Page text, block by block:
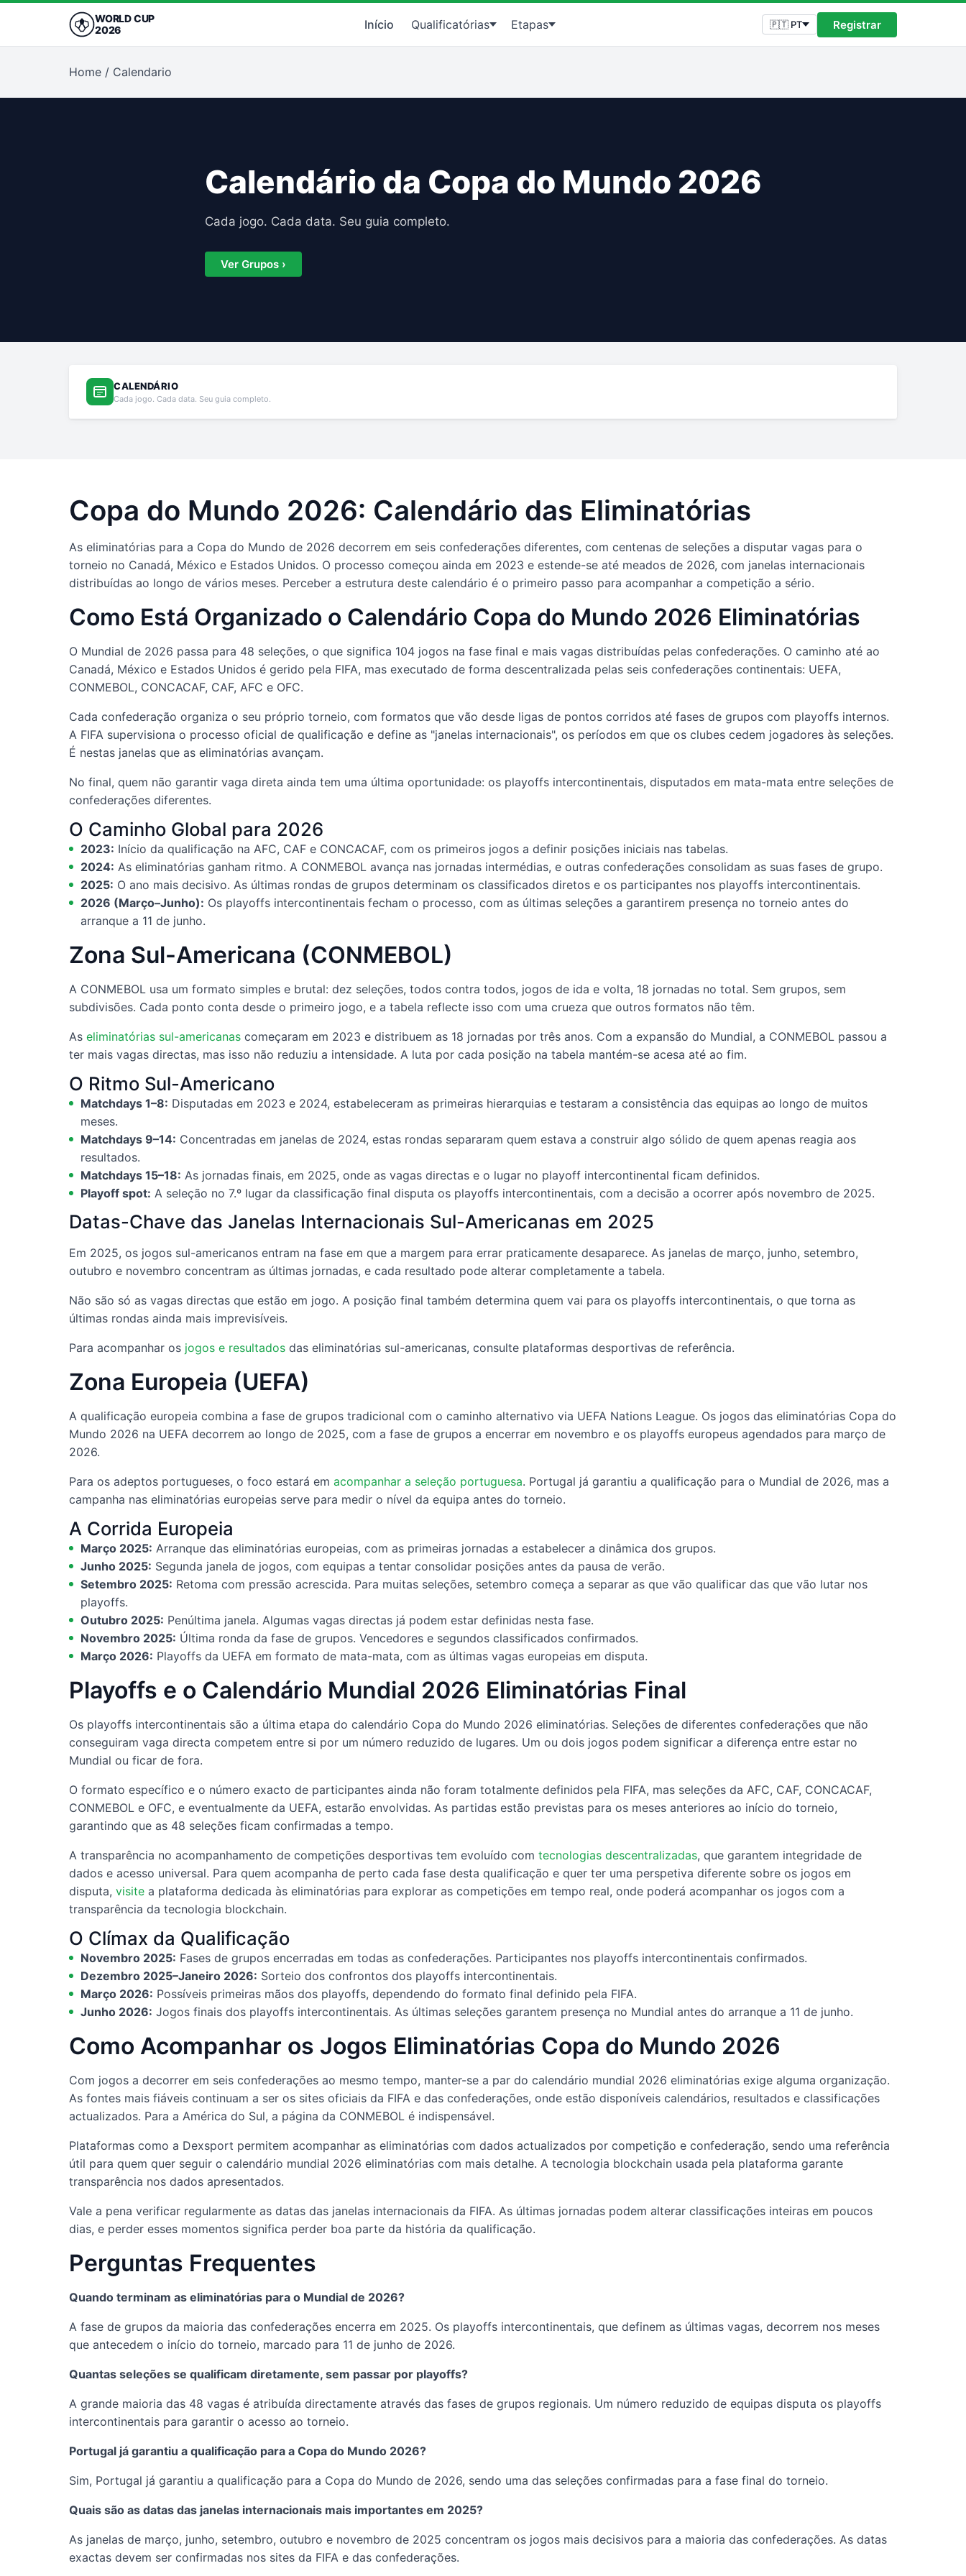
WORLD CUP
2026
Início Qualificatórias Etapas 🇵🇹 PT Registrar
Home / Calendario
Calendário da Copa do Mundo 2026
Cada jogo. Cada data. Seu guia completo.
Ver Grupos ›
CALENDÁRIO
Cada jogo. Cada data. Seu guia completo.
Copa do Mundo 2026: Calendário das Eliminatórias
As eliminatórias para a Copa do Mundo de 2026 decorrem em seis confederações diferentes, com centenas de seleções a disputar vagas para o
torneio no Canadá, México e Estados Unidos. O processo começou ainda em 2023 e estende-se até meados de 2026, com janelas internacionais
distribuídas ao longo de vários meses. Perceber a estrutura deste calendário é o primeiro passo para acompanhar a competição a sério.
Como Está Organizado o Calendário Copa do Mundo 2026 Eliminatórias
O Mundial de 2026 passa para 48 seleções, o que significa 104 jogos na fase final e mais vagas distribuídas pelas confederações. O caminho até ao
Canadá, México e Estados Unidos é gerido pela FIFA, mas executado de forma descentralizada pelas seis confederações continentais: UEFA,
CONMEBOL, CONCACAF, CAF, AFC e OFC.
Cada confederação organiza o seu próprio torneio, com formatos que vão desde ligas de pontos corridos até fases de grupos com playoffs internos.
A FIFA supervisiona o processo oficial de qualificação e define as "janelas internacionais", os períodos em que os clubes cedem jogadores às seleções.
É nestas janelas que as eliminatórias avançam.
No final, quem não garantir vaga direta ainda tem uma última oportunidade: os playoffs intercontinentais, disputados em mata-mata entre seleções de
confederações diferentes.
O Caminho Global para 2026
2023: Início da qualificação na AFC, CAF e CONCACAF, com os primeiros jogos a definir posições iniciais nas tabelas.
2024: As eliminatórias ganham ritmo. A CONMEBOL avança nas jornadas intermédias, e outras confederações consolidam as suas fases de grupo.
2025: O ano mais decisivo. As últimas rondas de grupos determinam os classificados diretos e os participantes nos playoffs intercontinentais.
2026 (Março–Junho): Os playoffs intercontinentais fecham o processo, com as últimas seleções a garantirem presença no torneio antes do
arranque a 11 de junho.
Zona Sul-Americana (CONMEBOL)
A CONMEBOL usa um formato simples e brutal: dez seleções, todos contra todos, jogos de ida e volta, 18 jornadas no total. Sem grupos, sem
subdivisões. Cada ponto conta desde o primeiro jogo, e a tabela reflecte isso com uma crueza que outros formatos não têm.
As eliminatórias sul-americanas começaram em 2023 e distribuem as 18 jornadas por três anos. Com a expansão do Mundial, a CONMEBOL passou a
ter mais vagas directas, mas isso não reduziu a intensidade. A luta por cada posição na tabela mantém-se acesa até ao fim.
O Ritmo Sul-Americano
Matchdays 1–8: Disputadas em 2023 e 2024, estabeleceram as primeiras hierarquias e testaram a consistência das equipas ao longo de muitos
meses.
Matchdays 9–14: Concentradas em janelas de 2024, estas rondas separaram quem estava a construir algo sólido de quem apenas reagia aos
resultados.
Matchdays 15–18: As jornadas finais, em 2025, onde as vagas directas e o lugar no playoff intercontinental ficam definidos.
Playoff spot: A seleção no 7.º lugar da classificação final disputa os playoffs intercontinentais, com a decisão a ocorrer após novembro de 2025.
Datas-Chave das Janelas Internacionais Sul-Americanas em 2025
Em 2025, os jogos sul-americanos entram na fase em que a margem para errar praticamente desaparece. As janelas de março, junho, setembro,
outubro e novembro concentram as últimas jornadas, e cada resultado pode alterar completamente a tabela.
Não são só as vagas directas que estão em jogo. A posição final também determina quem vai para os playoffs intercontinentais, o que torna as
últimas rondas ainda mais imprevisíveis.
Para acompanhar os jogos e resultados das eliminatórias sul-americanas, consulte plataformas desportivas de referência.
Zona Europeia (UEFA)
A qualificação europeia combina a fase de grupos tradicional com o caminho alternativo via UEFA Nations League. Os jogos das eliminatórias Copa do
Mundo 2026 na UEFA decorrem ao longo de 2025, com a fase de grupos a encerrar em novembro e os playoffs europeus agendados para março de
2026.
Para os adeptos portugueses, o foco estará em acompanhar a seleção portuguesa. Portugal já garantiu a qualificação para o Mundial de 2026, mas a
campanha nas eliminatórias europeias serve para medir o nível da equipa antes do torneio.
A Corrida Europeia
Março 2025: Arranque das eliminatórias europeias, com as primeiras jornadas a estabelecer a dinâmica dos grupos.
Junho 2025: Segunda janela de jogos, com equipas a tentar consolidar posições antes da pausa de verão.
Setembro 2025: Retoma com pressão acrescida. Para muitas seleções, setembro começa a separar as que vão qualificar das que vão lutar nos
playoffs.
Outubro 2025: Penúltima janela. Algumas vagas directas já podem estar definidas nesta fase.
Novembro 2025: Última ronda da fase de grupos. Vencedores e segundos classificados confirmados.
Março 2026: Playoffs da UEFA em formato de mata-mata, com as últimas vagas europeias em disputa.
Playoffs e o Calendário Mundial 2026 Eliminatórias Final
Os playoffs intercontinentais são a última etapa do calendário Copa do Mundo 2026 eliminatórias. Seleções de diferentes confederações que não
conseguiram vaga directa competem entre si por um número reduzido de lugares. Um ou dois jogos podem significar a diferença entre estar no
Mundial ou ficar de fora.
O formato específico e o número exacto de participantes ainda não foram totalmente definidos pela FIFA, mas seleções da AFC, CAF, CONCACAF,
CONMEBOL e OFC, e eventualmente da UEFA, estarão envolvidas. As partidas estão previstas para os meses anteriores ao início do torneio,
garantindo que as 48 seleções ficam confirmadas a tempo.
A transparência no acompanhamento de competições desportivas tem evoluído com tecnologias descentralizadas, que garantem integridade de
dados e acesso universal. Para quem acompanha de perto cada fase desta qualificação e quer ter uma perspetiva diferente sobre os jogos em
disputa, visite a plataforma dedicada às eliminatórias para explorar as competições em tempo real, onde poderá acompanhar os jogos com a
transparência da tecnologia blockchain.
O Clímax da Qualificação
Novembro 2025: Fases de grupos encerradas em todas as confederações. Participantes nos playoffs intercontinentais confirmados.
Dezembro 2025–Janeiro 2026: Sorteio dos confrontos dos playoffs intercontinentais.
Março 2026: Possíveis primeiras mãos dos playoffs, dependendo do formato final definido pela FIFA.
Junho 2026: Jogos finais dos playoffs intercontinentais. As últimas seleções garantem presença no Mundial antes do arranque a 11 de junho.
Como Acompanhar os Jogos Eliminatórias Copa do Mundo 2026
Com jogos a decorrer em seis confederações ao mesmo tempo, manter-se a par do calendário mundial 2026 eliminatórias exige alguma organização.
As fontes mais fiáveis continuam a ser os sites oficiais da FIFA e das confederações, onde estão disponíveis calendários, resultados e classificações
actualizados. Para a América do Sul, a página da CONMEBOL é indispensável.
Plataformas como a Dexsport permitem acompanhar as eliminatórias com dados actualizados por competição e confederação, sendo uma referência
útil para quem quer seguir o calendário mundial 2026 eliminatórias com mais detalhe. A tecnologia blockchain usada pela plataforma garante
transparência nos dados apresentados.
Vale a pena verificar regularmente as datas das janelas internacionais da FIFA. As últimas jornadas podem alterar classificações inteiras em poucos
dias, e perder esses momentos significa perder boa parte da história da qualificação.
Perguntas Frequentes
Quando terminam as eliminatórias para o Mundial de 2026?
A fase de grupos da maioria das confederações encerra em 2025. Os playoffs intercontinentais, que definem as últimas vagas, decorrem nos meses
que antecedem o início do torneio, marcado para 11 de junho de 2026.
Quantas seleções se qualificam diretamente, sem passar por playoffs?
A grande maioria das 48 vagas é atribuída directamente através das fases de grupos regionais. Um número reduzido de equipas disputa os playoffs
intercontinentais para garantir o acesso ao torneio.
Portugal já garantiu a qualificação para a Copa do Mundo 2026?
Sim, Portugal já garantiu a qualificação para a Copa do Mundo de 2026, sendo uma das seleções confirmadas para a fase final do torneio.
Quais são as datas das janelas internacionais mais importantes em 2025?
As janelas de março, junho, setembro, outubro e novembro de 2025 concentram os jogos mais decisivos para a maioria das confederações. As datas
exactas devem ser confirmadas nos sites da FIFA e das confederações.